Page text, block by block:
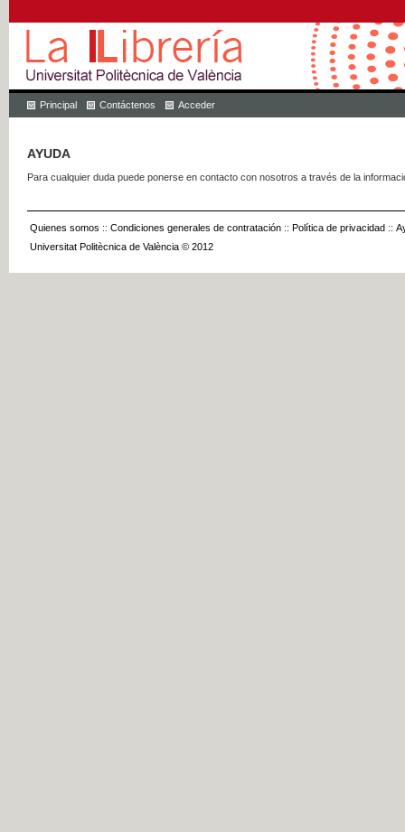
Principal Contáctenos Acceder
AYUDA
Para cualquier duda puede ponerse en contacto con nosotros a través de la
Quienes somos :: Condiciones generales de contratación :: Política de privacidad ::
Universitat Politècnica de València © 2012